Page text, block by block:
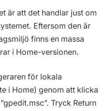
är att det handlar just om
Eftersom den är
finns en massa
i Home-versionen.
för lokala
i Home) genom att klicka
Tryck Return